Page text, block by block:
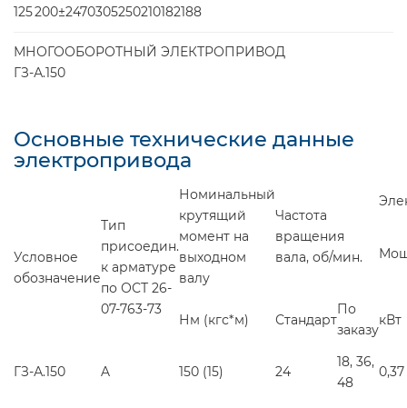
125200±2470305250210182188
МНОГООБОРОТНЫЙ ЭЛЕКТРОПРИВОД
ГЗ-А.150
Основные технические данные
электропривода
Условное
обозначение
Тип
присоедин.
к арматуре
по ОСТ 26-
07-763-73
Номинальный
крутящий
момент на
выходном
валу
Частота
вращения
вала, об/мин.
Нм (кгс*м) Стандарт
По
заказу
кВт
ГЗ-А.150 A 150 (15) 24
18, 36,
48
0,37